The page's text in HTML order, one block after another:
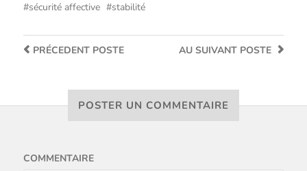
sécurité affective
stabilité
AU SUIVANT POSTE
PRÉCEDENTPOSTE
POSTER UN COMMENTAIRE
COMMENTAIRE